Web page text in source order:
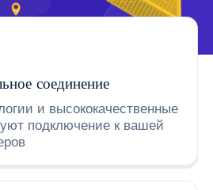
соединение
и высококачественные
подключение к вашей